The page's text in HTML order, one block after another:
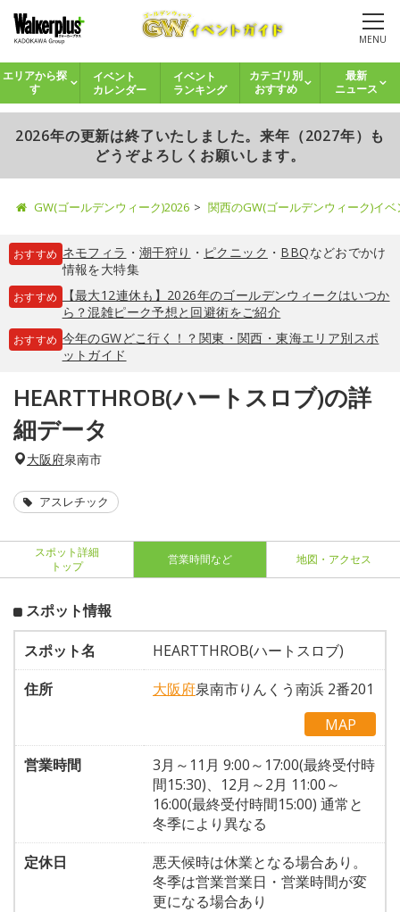
MENU
エリアから探
す
イベント
カレンダー
イベント
ランキング
カテゴリ別
おすすめ
最新
ニュース
2026年の更新は終了いたしました。来年（2027年）も
どうぞよろしくお願いします。
GW(ゴールデンウィーク)2026 関西のGW(ゴールデンウィーク)イ
おすすめ ネモフィラ ・ 潮干狩り ・ ピクニック ・ BBQなどおでかけ
情報を大特集
おすすめ
【最大12連休も】2026年のゴールデンウィークはいつか
ら？混雑ピーク予想と回避術をご紹介
おすすめ 今年のGWどこ行く！？関東・関西・東海エリア別スポ
ットガイド
HEARTTHROB(ハートスロブ)の詳
細データ
大阪府泉南市
アスレチック
スポット詳細
トップ
営業時間など 地図・アクセス
スポット情報
スポット名
HEARTTHROB(ハートスロブ)
住所
大阪府泉南市りんくう南浜 2番201
MAP
営業時間
3月～11月 9:00～17:00(最終受付時
間15:30)、12月～2月 11:00～
16:00(最終受付時間15:00) 通常と
冬季により異なる
定休日
悪天候時は休業となる場合あり。
冬季は営業営業日・営業時間が変
更になる場合あり